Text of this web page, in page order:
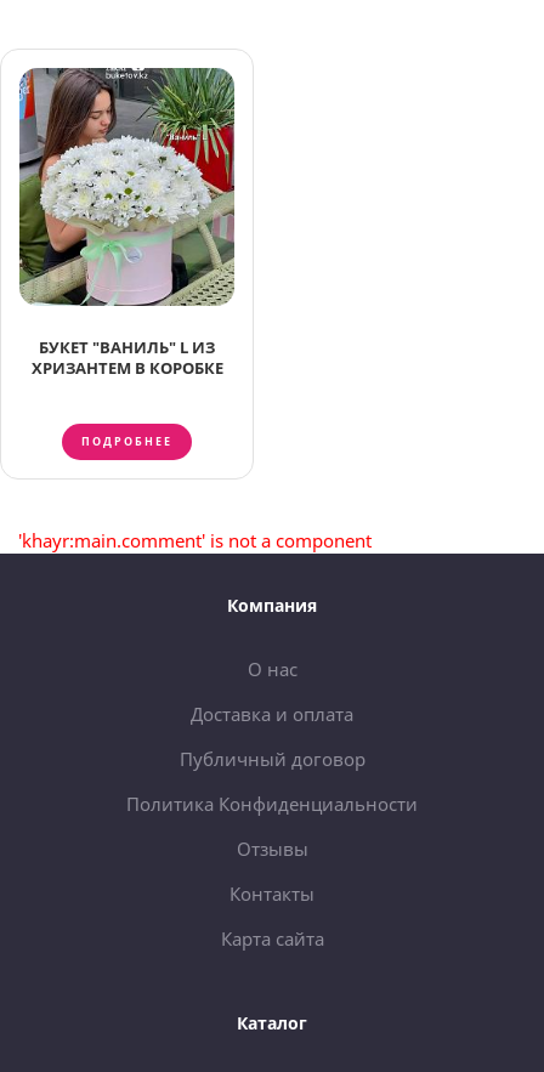
БУКЕТ "ВАНИЛЬ" L ИЗ
ХРИЗАНТЕМ В КОРОБКЕ
ПОДРОБНЕЕ
'khayr:main.comment' is not a component
Компания
О нас
Доставка и оплата
Публичный договор
Политика Конфиденциальности
Отзывы
Контакты
Карта сайта
Каталог